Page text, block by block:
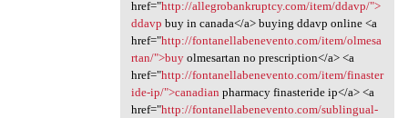
href="http://allegrobankruptcy.com/item/ddavp/">
ddavp buy in canada</a> buying ddavp online <a
href="http://fontanellabenevento.com/item/olmesa
rtan/">buyolmesartan no prescription</a> <a
href="http://fontanellabenevento.com/item/finaster
ide-ip/">canadian pharmacy finasteride ip</a> <a
href="http://fontanellabenevento.com/sublingual-